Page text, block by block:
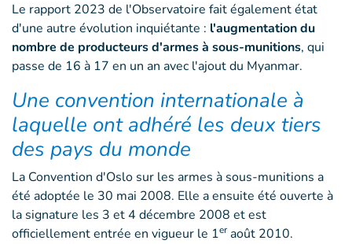
Le rapport 2023 de l'Observatoire fait également état
d'une autre évolution inquiétante : l'augmentation du
nombre de producteurs d'armes à sous-munitions, qui
passe de 16 à 17 en un an avec l'ajout du Myanmar.
Une convention internationale à
laquelle ont adhéré les deux tiers
des pays du monde
La Convention d'Oslo sur les armes à sous-munitions a
été adoptée le 30 mai 2008. Elle a ensuite été ouverte à
la signature les 3 et 4 décembre 2008 et est
officiellement entrée en vigueur le 1eraoût 2010.